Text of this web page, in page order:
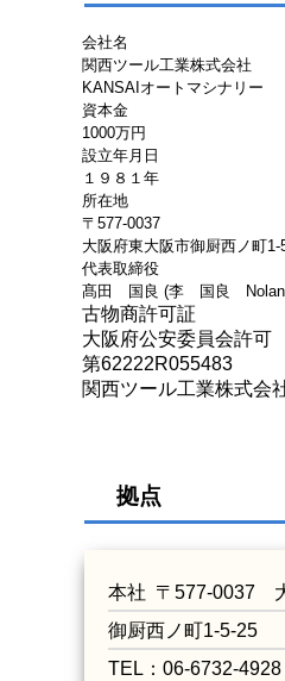
会社名
関西ツール工業株式会社
KANSAIオートマシナリー
資本金
1000万円
設立年月日
１９８１年
所在地
〒577-0037
大阪府東大阪市御厨西ノ町1-
代表取締役
髙田 国良 (李 国良 Nolan
古物商許可証
大阪府公安委員会許可
第62222R055483
関西ツール工業株式会
拠点
本社 〒577-0037
御厨西ノ町1-5-25
TEL：06-6732-4928